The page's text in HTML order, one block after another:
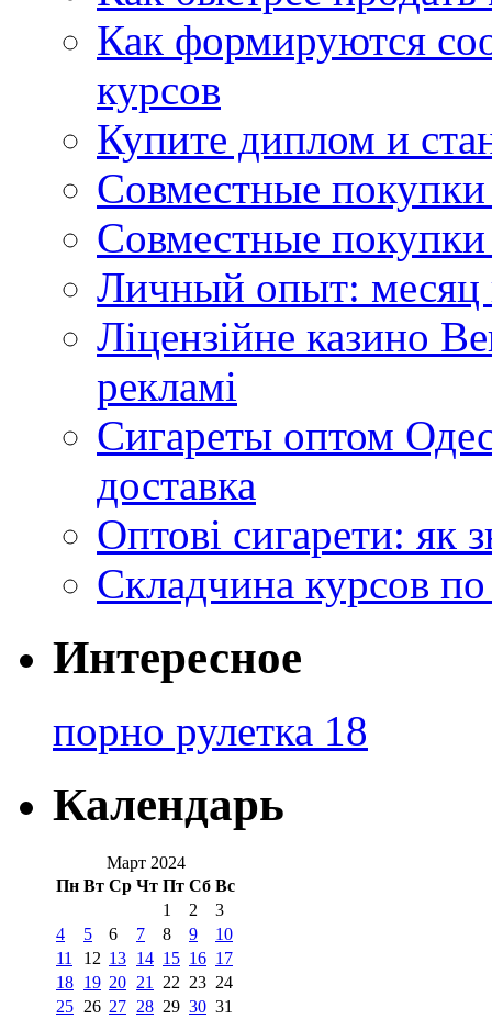
Как формируются
курсов
Купите диплом и
Совместные
Совместные покупки
Личный опыт: месяц
Ліцензійне казино
рекламі
Сигареты оптом
доставка
Оптові сигарети: як
Складчина курсов
Интересное
порно рулетка 18
Календарь
Март 2024
Пн Вт Ср Чт Пт Сб Вс
1 2
3
4
5 6 7 8 9
10
11
12 13 14 15 16 17
18 19 20 21 22 23 24
25 26 27 28 29 30 31